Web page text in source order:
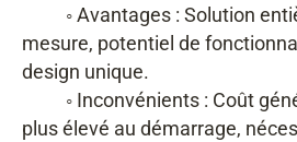
◦ Avantages : Solution
mesure, potentiel de
design unique.
◦ Inconvénients : Coût
plus élevé au démarrage,